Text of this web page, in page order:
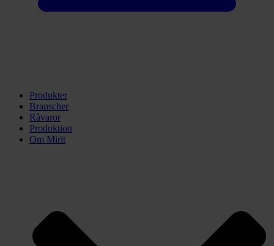
Produkter
Branscher
Råvaror
Produktion
Om Mirit